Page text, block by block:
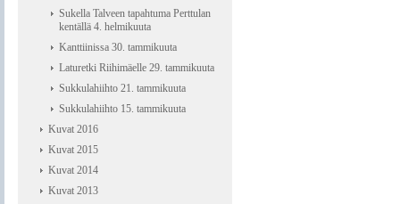
Sukella Talveen tapahtuma Perttulan
kentällä 4. helmikuuta
Kanttiinissa 30. tammikuuta
Laturetki Riihimäelle 29. tammikuuta
Sukkulahiihto 21. tammikuuta
Sukkulahiihto 15. tammikuuta
Kuvat 2016
Kuvat 2015
Kuvat 2014
Kuvat 2013